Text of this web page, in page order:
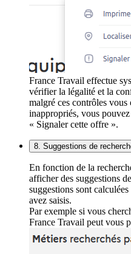
France Travail effectue
vérifier la légalité et la
malgré ces contrôles vous
inappropriés, vous
« Signaler cette offre ».
8. Suggestions de
En fonction de la
afficher des suggestions
suggestions sont
avez saisis.
Par exemple si vous
France Travail peut vous